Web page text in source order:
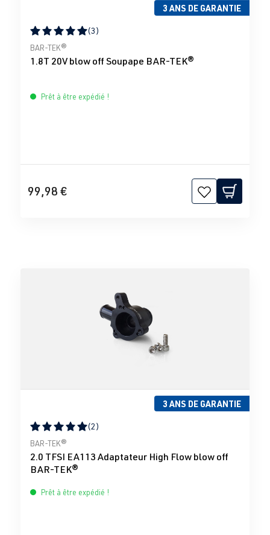
3 ANS DE GARANTIE
Note moyenne de 5 sur 5 étoiles
(3)
BAR-TEK®
1.8T 20V blow off Soupape BAR-TEK®
Prêt à être expédié !
99,98 €
3 ANS DE GARANTIE
Note moyenne de 5 sur 5 étoiles
(2)
BAR-TEK®
2.0 TFSI EA113 Adaptateur High Flow blow off
BAR-TEK®
Prêt à être expédié !